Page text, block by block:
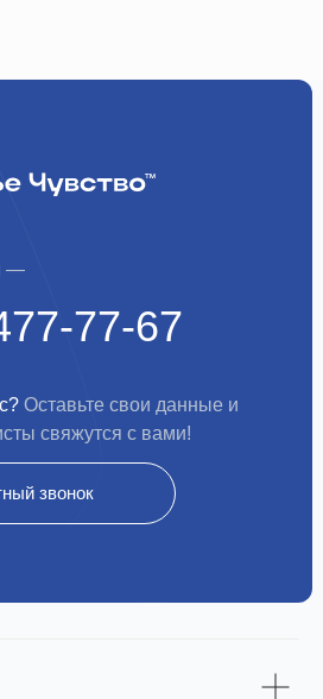
77-67
—
Оставьте свои данные и
свяжутся с вами!
звонок